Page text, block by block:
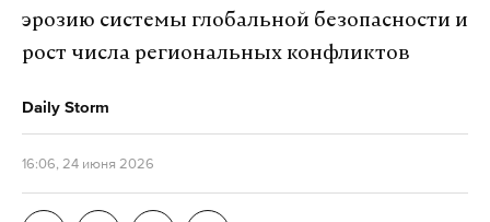
эрозию системы глобальной безопасности и
рост числа региональных конфликтов
Daily Storm
16:06, 24 июня 2026